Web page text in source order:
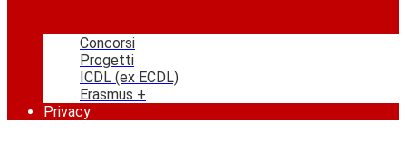
Concorsi
Progetti
ICDL (ex ECDL)
Erasmus +
Privacy